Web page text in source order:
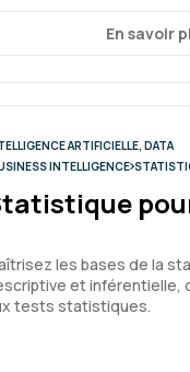
et pratique
tableaux de bord
bon
En savoir
ARTIFICIELLE, DATA
INTELLIGENCE
les bases de la
et inférentielle,
tests statistiques.